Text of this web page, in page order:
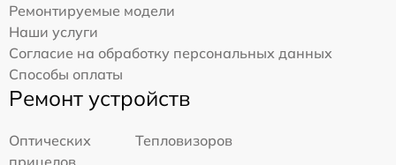
Ремонтируемые модели
Наши услуги
Согласие на обработку персональных данных
Способы оплаты
Ремонт устройств
Оптических
Тепловизоров